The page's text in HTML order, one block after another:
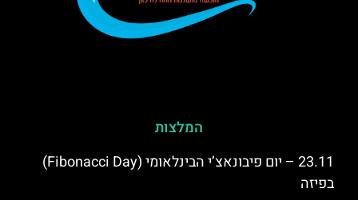
המלצות
23.11 – יום פיבונאצ’י הבינלאומי (Fibonacci Day)
בפיזה